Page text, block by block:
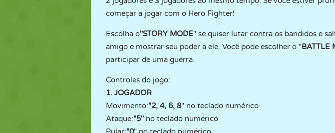
começar a jogar com o Hero Fighter!
Escolha o"STORY MODE" se quiser lutar contra os bandidos e
amigo e mostrar seu poder a ele. Você pode escolher o "BATTLE
participar de uma guerra.
Controles do jogo:
1. JOGADOR
Movimento:"2, 4, 6, 8" no teclado numérico
Ataque:"5" no teclado numérico